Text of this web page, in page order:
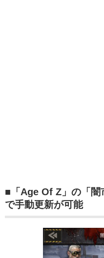
■「Age Of Z」の「闇
で手動更新が可能